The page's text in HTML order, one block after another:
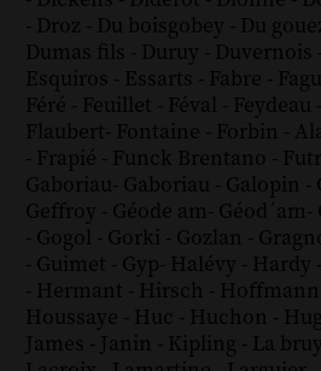
- Droz - Du boisgobey - Du
Dumas fils - Duruy - Duvernois -
Esquiros - Essarts - Fabre -
Féré - Feuillet - Féval - Feydeau -
Flaubert- Fontaine - Forbin -
- Frapié - Funck Brentano -
Gaboriau- Gaboriau - Galopin -
Geffroy - Géode am- Géod´am-
- Gogol - Gorki - Gozlan -
- Guimet - Gyp- Halévy - Hardy -
- Hermant - Hirsch - Hoffmann
Houssaye - Huc - Huchon -
James - Janin - Kipling - La